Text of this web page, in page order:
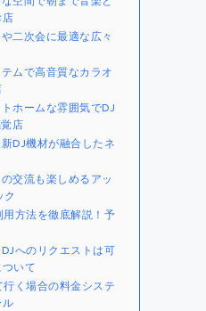
店
二次会に最適な広々
ムで高音質なカラオ
トホームな雰囲気でDJ
店
DJ機材が融合したネ
交流も楽しめるアッ
ク
方法を徹底解説！予
へのリクエストは可
いて
く場合の料金システ
ル